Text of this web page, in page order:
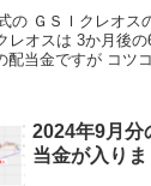
の ＧＳＩクレオス
レオスは 3か月後
配当金ですが コツ
2024年9月分
当金が入りま